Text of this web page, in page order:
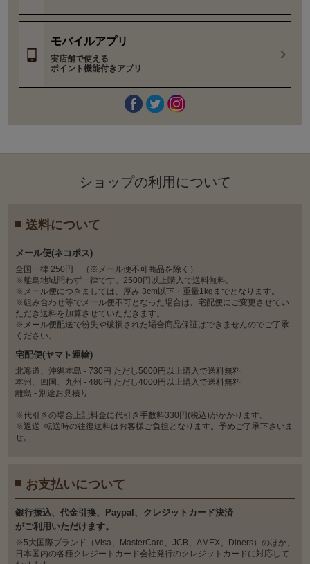
モバイルアプリ
実店舗で使える
ポイント機能付きアプリ
ショップの利⽤について
送料について
メール便(ネコポス)
全国一律 250円 （※メール便不可商品を除く）
※離島地域問わず一律です。2500円以上購入で送料無料。
※メール便につきましては、厚み 3cm以下・重量1kgまでとなります。
※組み合わせ等でメール便不可となった場合は、宅配便にご変更させてい
ただき送料を加算させていただきます。
※メール便配送で紛失や破損された場合商品保証はできませんのでご了承
ください。
宅配便(ヤマト運輸)
北海道、沖縄本島 - 730円 ただし5000円以上購入で送料無料
本州、四国、九州 - 480円 ただし4000円以上購入で送料無料
離島 - 別途お見積り
※代引きの場合上記料金に代引き手数料330円(税込)がかかります。
※返送･転送時の往復送料はお客様ご負担となります。予めご了承下さいま
せ。
お支払いについて
銀⾏振込、代⾦引換、Paypal、クレジットカード決済
がご利⽤いただけます。
※5大国際ブランド（Visa、MasterCard、JCB、AMEX、Diners）のほか、
日本国内の各種クレジートカード会社発行のクレジットカードに対応して